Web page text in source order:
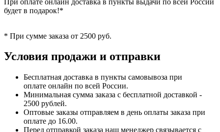
будет в подарок!*
* При сумме заказа от 2500 руб.
Условия продажи и отправки
Бесплатная доставка в пункты самовывоза при
оплате онлайн по всей России.
Минимальная сумма заказа с бесплатной доставкой -
2500 рублей.
Оптовые заказы отправляем в день оплаты заказа при
оплате до 16.00.
Перед отправкой заказа наш менеджер связывается с